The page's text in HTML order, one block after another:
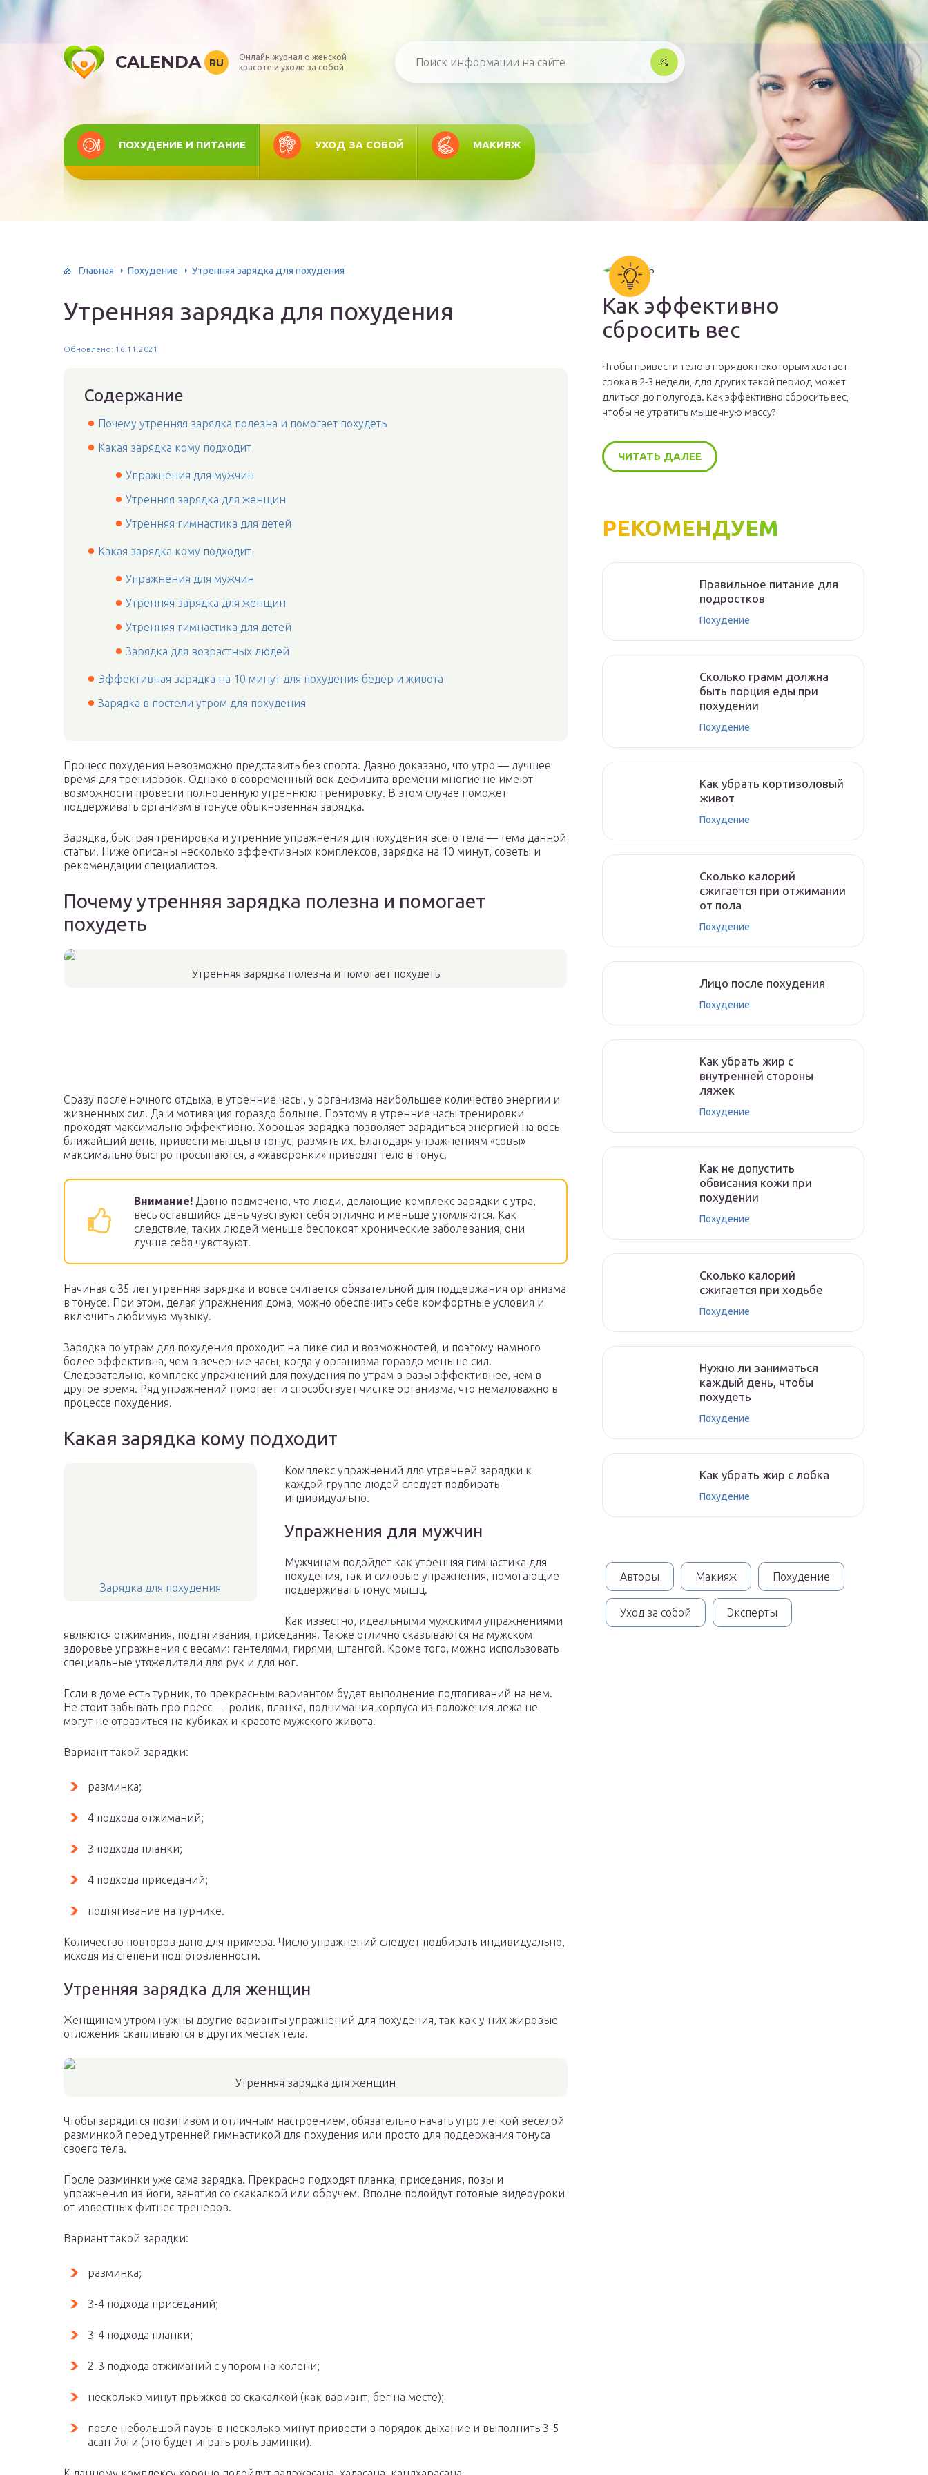
CALENDA RU
Онлайн-журнал о женской
красоте и уходе за собой
ПОХУДЕНИЕ И ПИТАНИЕ УХОД ЗА СОБОЙ МАКИЯЖ
Главная Похудение Утренняя зарядка для похудения
Утренняя зарядка для похудения
Обновлено: 16.11.2021
Содержание
Почему утренняя зарядка полезна и помогает похудеть
Какая зарядка кому подходит
Упражнения для мужчин
Утренняя зарядка для женщин
Утренняя гимнастика для детей
Какая зарядка кому подходит
Упражнения для мужчин
Утренняя зарядка для женщин
Утренняя гимнастика для детей
Зарядка для возрастных людей
Эффективная зарядка на 10 минут для похудения бедер и живота
Зарядка в постели утром для похудения
Процесс похудения невозможно представить без спорта. Давно доказано, что утро — лучшее
время для тренировок. Однако в современный век дефицита времени многие не имеют
возможности провести полноценную утреннюю тренировку. В этом случае поможет
поддерживать организм в тонусе обыкновенная зарядка.
Зарядка, быстрая тренировка и утренние упражнения для похудения всего тела — тема данной
статьи. Ниже описаны несколько эффективных комплексов, зарядка на 10 минут, советы и
рекомендации специалистов.
Почему утренняя зарядка полезна и помогает
похудеть
Утренняя зарядка полезна и помогает похудеть
Сразу после ночного отдыха, в утренние часы, у организма наибольшее количество энергии и
жизненных сил. Да и мотивация гораздо больше. Поэтому в утренние часы тренировки
проходят максимально эффективно. Хорошая зарядка позволяет зарядиться энергией на весь
ближайший день, привести мышцы в тонус, размять их. Благодаря упражнениям «совы»
максимально быстро просыпаются, а «жаворонки» приводят тело в тонус.
Внимание! Давно подмечено, что люди, делающие комплекс зарядки с утра,
весь оставшийся день чувствуют себя отлично и меньше утомляются. Как
следствие, таких людей меньше беспокоят хронические заболевания, они
лучше себя чувствуют.
Начиная с 35 лет утренняя зарядка и вовсе считается обязательной для поддержания организма
в тонусе. При этом, делая упражнения дома, можно обеспечить себе комфортные условия и
включить любимую музыку.
Зарядка по утрам для похудения проходит на пике сил и возможностей, и поэтому намного
более эффективна, чем в вечерние часы, когда у организма гораздо меньше сил.
Следовательно, комплекс упражнений для похудения по утрам в разы эффективнее, чем в
другое время. Ряд упражнений помогает и способствует чистке организма, что немаловажно в
процессе похудения.
Какая зарядка кому подходит
Зарядка для похудения
Комплекс упражнений для утренней зарядки к
каждой группе людей следует подбирать
индивидуально.
Упражнения для мужчин
Мужчинам подойдет как утренняя гимнастика для
похудения, так и силовые упражнения, помогающие
поддерживать тонус мышц.
Как известно, идеальными мужскими упражнениями
являются отжимания, подтягивания, приседания. Также отлично сказываются на мужском
здоровье упражнения с весами: гантелями, гирями, штангой. Кроме того, можно использовать
специальные утяжелители для рук и для ног.
Если в доме есть турник, то прекрасным вариантом будет выполнение подтягиваний на нем.
Не стоит забывать про пресс — ролик, планка, поднимания корпуса из положения лежа не
могут не отразиться на кубиках и красоте мужского живота.
Вариант такой зарядки:
разминка;
4 подхода отжиманий;
3 подхода планки;
4 подхода приседаний;
подтягивание на турнике.
Количество повторов дано для примера. Число упражнений следует подбирать индивидуально,
исходя из степени подготовленности.
Утренняя зарядка для женщин
Женщинам утром нужны другие варианты упражнений для похудения, так как у них жировые
отложения скапливаются в других местах тела.
Утренняя зарядка для женщин
Чтобы зарядится позитивом и отличным настроением, обязательно начать утро легкой веселой
разминкой перед утренней гимнастикой для похудения или просто для поддержания тонуса
своего тела.
После разминки уже сама зарядка. Прекрасно подходят планка, приседания, позы и
упражнения из йоги, занятия со скакалкой или обручем. Вполне подойдут готовые видеоуроки
от известных фитнес-тренеров.
Вариант такой зарядки:
разминка;
3-4 подхода приседаний;
3-4 подхода планки;
2-3 подхода отжиманий с упором на колени;
несколько минут прыжков со скакалкой (как вариант, бег на месте);
после небольшой паузы в несколько минут привести в порядок дыхание и выполнить 3-5
асан йоги (это будет играть роль заминки).
Как эффективно
сбросить вес
Чтобы привести тело в порядок некоторым хватает
срока в 2-3 недели, для других такой период может
длиться до полугода. Как эффективно сбросить вес,
чтобы не утратить мышечную массу?
ЧИТАТЬ ДАЛЕЕ
РЕКОМЕНДУЕМ
Правильное питание для
подростков
Похудение
Сколько грамм должна
быть порция еды при
похудении
Похудение
Как убрать кортизоловый
живот
Похудение
Сколько калорий
сжигается при отжимании
от пола
Похудение
Лицо после похудения
Похудение
Как убрать жир с
внутренней стороны
ляжек
Похудение
Как не допустить
обвисания кожи при
похудении
Похудение
Сколько калорий
сжигается при ходьбе
Похудение
Нужно ли заниматься
каждый день, чтобы
похудеть
Похудение
Как убрать жир с лобка
Похудение
Авторы Макияж Похудение
Уход за собой Эксперты